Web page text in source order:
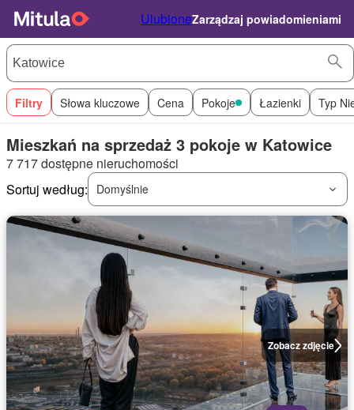
UlubioneZarządzaj powiadomieniami
Filtry Słowa kluczowe Cena Pokoje Łazienki Typ
Mieszkań na sprzedaż 3 pokoje w Katowice
7 717 dostępne nieruchomości
Sortuj według:
Domyślnie
Zobacz zdjęcie